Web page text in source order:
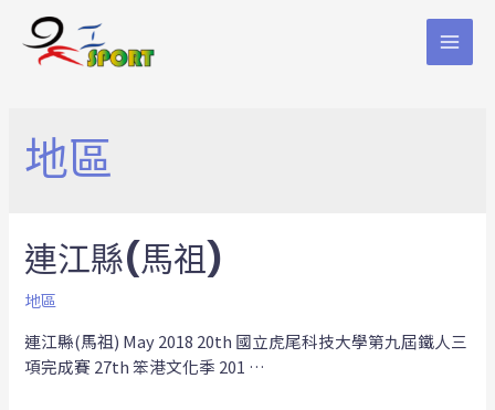
地區
連江縣(馬祖)
地區
連江縣(馬祖) May 2018 20th 國立虎尾科技大學第九屆鐵人三
項完成賽 27th 笨港文化季 201 …